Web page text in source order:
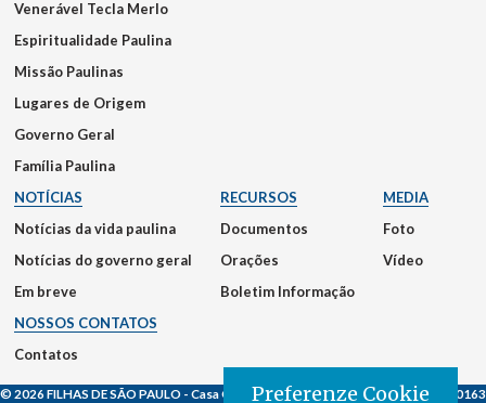
Venerável Tecla Merlo
Espiritualidade Paulina
Missão Paulinas
Lugares de Origem
Governo Geral
Família Paulina
NOTÍCIAS
Notícias da vida paulina
Notícias do governo geral
Em breve
RECURSOS
Documentos
Orações
Boletim Informação
MEDIA
Foto
Vídeo
NOSSOS CONTATOS
Contatos
© 2026 FILHAS DE SÃO PAULO - Casa Generalizia - Via S. Giovanni Eudes, 25, 00163
Preferenze Cookie